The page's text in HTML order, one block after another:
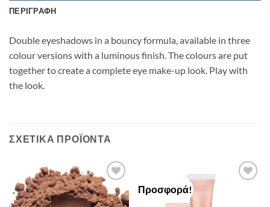
ΠΕΡΙΓΡΑΦΉ
Double eyeshadows in a bouncy formula, available in three
colour versions with a luminous finish. The colours are put
together to create a complete eye make-up look. Play with
the look.
ΣΧΕΤΙΚΆ ΠΡΟΪΌΝΤΑ
Add to
Wishlist
Προσφορά!